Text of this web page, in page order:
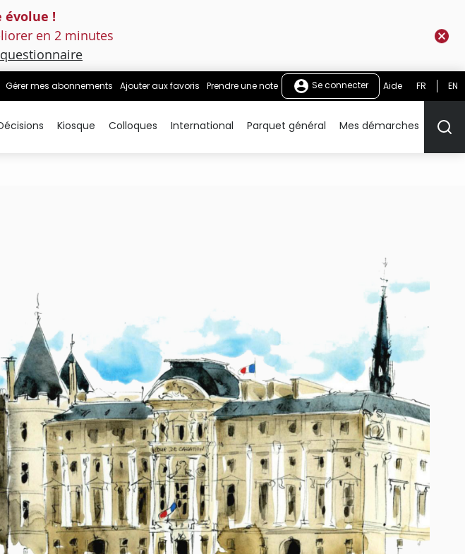
évolue !
en 2 minutes
Gérer mes abonnements Ajouter aux favoris Prendre une note Se connecter Aide FR EN
Kiosque Colloques International Parquet général Mes démarches